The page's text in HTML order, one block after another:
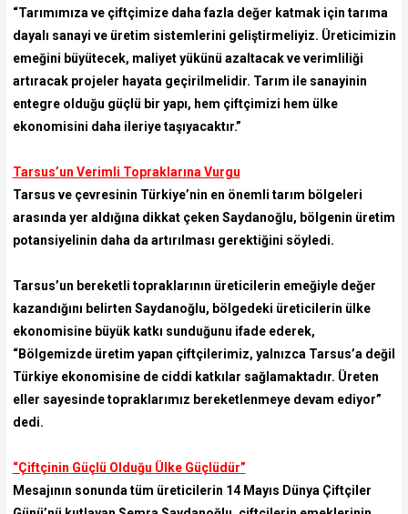
“Tarımımıza ve çiftçimize daha fazla değer katmak için tarıma
dayalı sanayi ve üretim sistemlerini geliştirmeliyiz. Üreticimizin
emeğini büyütecek, maliyet yükünü azaltacak ve verimliliği
artıracak projeler hayata geçirilmelidir. Tarım ile sanayinin
entegre olduğu güçlü bir yapı, hem çiftçimizi hem ülke
ekonomisini daha ileriye taşıyacaktır.”
Tarsus’un Verimli Topraklarına Vurgu
Tarsus ve çevresinin Türkiye’nin en önemli tarım bölgeleri
arasında yer aldığına dikkat çeken Saydanoğlu, bölgenin üretim
potansiyelinin daha da artırılması gerektiğini söyledi.
Tarsus’un bereketli topraklarının üreticilerin emeğiyle değer
kazandığını belirten Saydanoğlu, bölgedeki üreticilerin ülke
ekonomisine büyük katkı sunduğunu ifade ederek,
“Bölgemizde üretim yapan çiftçilerimiz, yalnızca Tarsus’a değil
Türkiye ekonomisine de ciddi katkılar sağlamaktadır. Üreten
eller sayesinde topraklarımız bereketlenmeye devam ediyor”
dedi.
“Çiftçinin Güçlü Olduğu Ülke Güçlüdür”
Mesajının sonunda tüm üreticilerin 14 Mayıs Dünya Çiftçiler